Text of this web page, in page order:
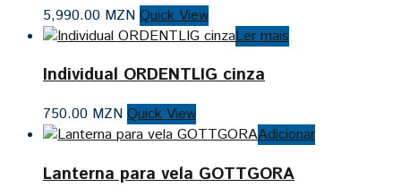
5,990.00 MZN Quick View
Ler mais
Individual ORDENTLIG cinza
750.00 MZN Quick View
Adicionar
Lanterna para vela GOTTGORA